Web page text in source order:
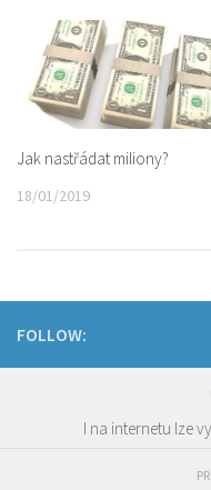
Jak nastřádat miliony?
18/01/2019
FOLLOW:
I na internetu lze